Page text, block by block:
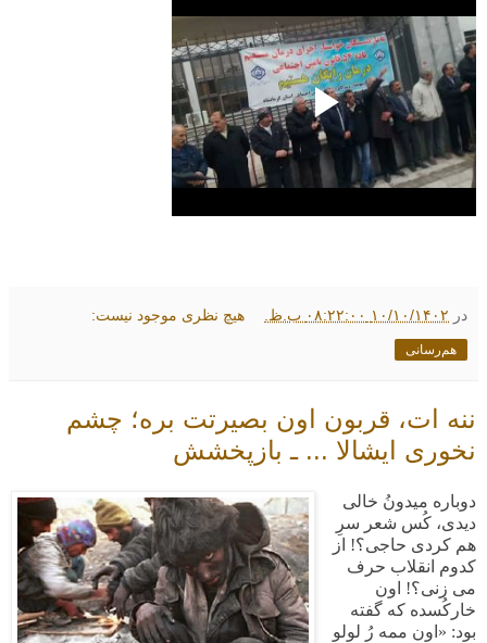
در ۱۰/۱۰/۱۴۰۲ ۰۸:۲۲:۰۰ ب.ظ. هیچ نظری موجود نیست:
هم‌رسانی
ننه ات، قربون اون بصیرتت بره؛ چشم
نخوری ایشالا ... ـ بازپخشش
دوباره میدونُ خالی
دیدی، کُس شعر سرِ
هم کردی حاجی؟! از
کدوم انقلاب حرف
می زنی؟! اون
خارکُسده که گفته
بود: «اون ممه رُ لولو